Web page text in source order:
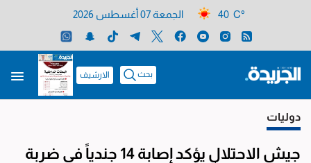
40 C° الجمعة 07 أغسطس 2026
بحث الارشيف
دوليات
جيش الاحتلال يؤكد إصابة 14 جندياً في ضربة